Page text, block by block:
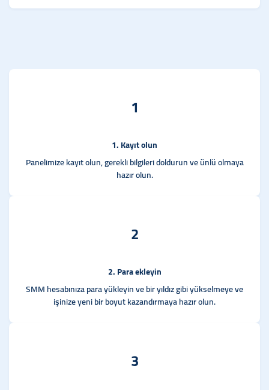
1
1. Kayıt olun
Panelimize kayıt olun, gerekli bilgileri doldurun ve ünlü olmaya
hazır olun.
2
2. Para ekleyin
SMM hesabınıza para yükleyin ve bir yıldız gibi yükselmeye ve
işinize yeni bir boyut kazandırmaya hazır olun.
3